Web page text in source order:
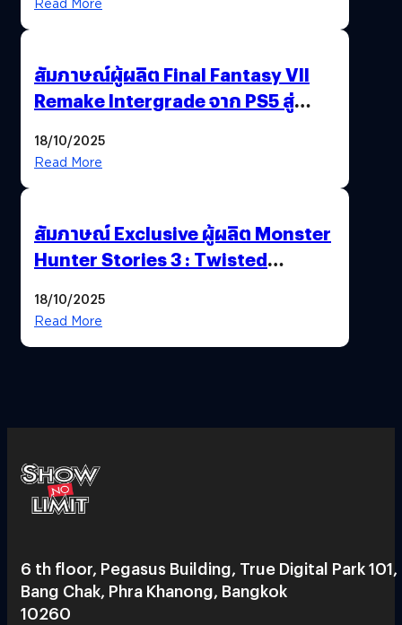
Read More
สัมภาษณ์ผู้ผลิต Final Fantasy VII
Remake Intergrade จาก PS5 สู่
18/10/2025
Read More
สัมภาษณ์ Exclusive ผู้ผลิต Monster
Hunter Stories 3 : Twisted
สวยฉ่ำ !
18/10/2025
Read More
6 th floor, Pegasus Building, True Digital Park 101,
Bang Chak, Phra Khanong, Bangkok
10260